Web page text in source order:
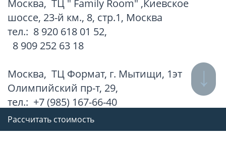
Рассчитать стоимость
Москва, ТЦ " Family Room" ,Киевское
шоссе, 23-й км., 8, стр.1, Москва
тел.: 8 920 618 01 52,
8 909 252 63 18
Москва, ТЦ Формат, г. Мытищи, 1эт
Олимпийский пр-т, 29,
тел.: +7 (985) 167-66-40
Все адреса